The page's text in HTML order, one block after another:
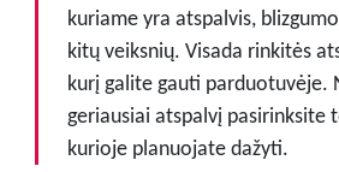
kuriame yra atspalvis,
kitų veiksnių. Visada rinkitės
kurį galite gauti parduotuvėje.
geriausiai atspalvį pasirinksite
kurioje planuojate dažyti.